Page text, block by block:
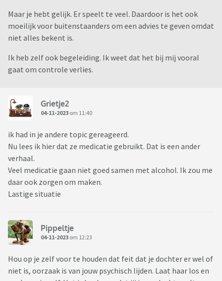
Maar je hebt gelijk. Er speelt te veel. Daardoor is het ook
moeilijk voor buitenstaanders om een advies te geven omdat
niet alles bekent is.
Ik heb zelf ook begeleiding. Ik weet dat het bij mij vooral
gaat om controle verlies.
Grietje2
04-11-2023 om 11:40
ik had in je andere topic gereageerd.
Nu lees ik hier dat ze medicatie gebruikt. Dat is een ander
verhaal.
Veel medicatie gaan niet goed samen met alcohol. Ik zou me
daar ook zorgen om maken.
Lastige situatie
Pippeltje
04-11-2023 om 12:23
Hou op je zelf voor te houden dat feit dat je dochter er wel of
niet is, oorzaak is van jouw psychisch lijden. Laat haar los en